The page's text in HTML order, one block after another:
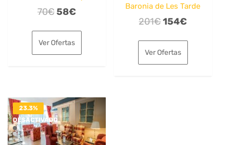
70€El
original
era:
58€El
es:
Ver Ofertas
Baronia de Les Tarde
201€El
original
era:
154€El
es:
Ver Ofertas
23.3%
DESACTIVADO